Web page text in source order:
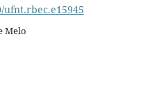
ufnt.rbec.e15945
Melo